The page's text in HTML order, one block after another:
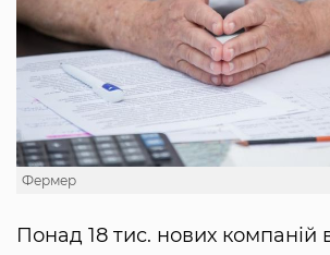
Фермер
Понад 18 тис. нових компаній